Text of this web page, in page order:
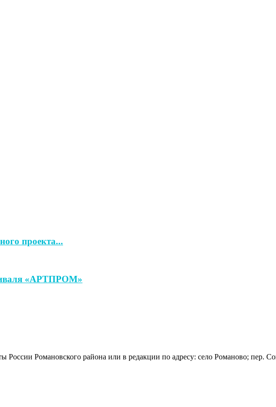
проекта...
«АРТПРОМ»
Романовского района или в редакции по адресу: село Романово; пер.